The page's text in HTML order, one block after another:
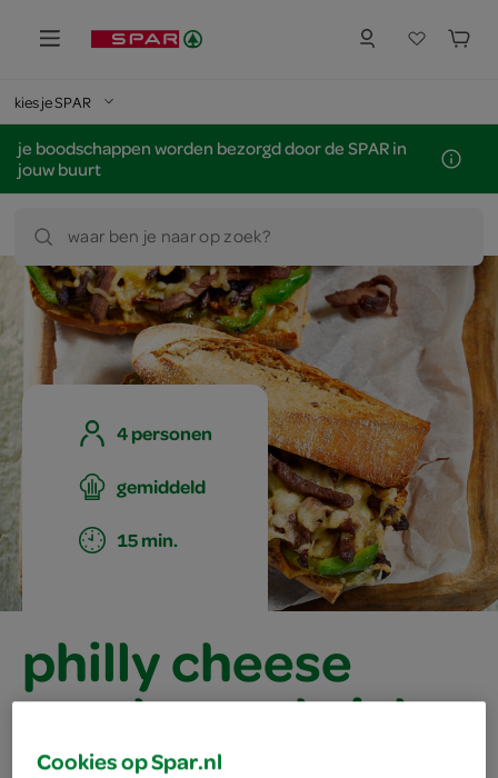
kies je SPAR
je boodschappen worden bezorgd door de SPAR in
jouw buurt
waar ben je naar op zoek?
4 personen
gemiddeld
15 min.
philly cheese
steak-sandwich
Cookies op Spar.nl